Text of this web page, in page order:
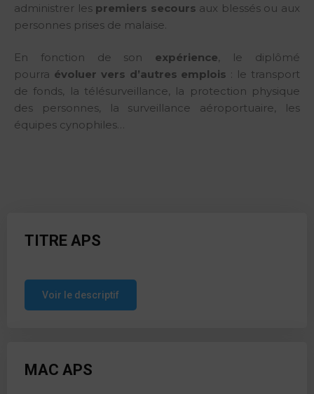
administrer les premiers secours aux blessés ou aux
personnes prises de malaise.
En fonction de son expérience, le diplômé
pourra évoluer vers d’autres emplois : le transport
de fonds, la télésurveillance, la protection physique
des personnes, la surveillance aéroportuaire, les
équipes cynophiles…
TITRE APS
Voir le descriptif
MAC APS